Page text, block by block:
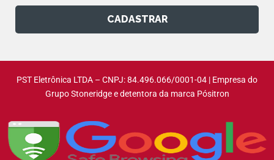
CADASTRAR
PST Eletrônica LTDA – CNPJ: 84.496.066/0001-04 | Empresa do
Grupo Stoneridge e detentora da marca Pósitron